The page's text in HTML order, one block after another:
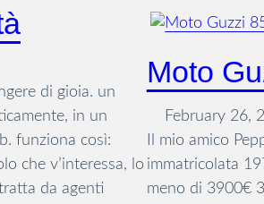
di gioia. un
in un
funziona così:
che v’interessa, lo
da agenti
Moto
February 26,
Il mio amico
immatricolata
meno di 3900€